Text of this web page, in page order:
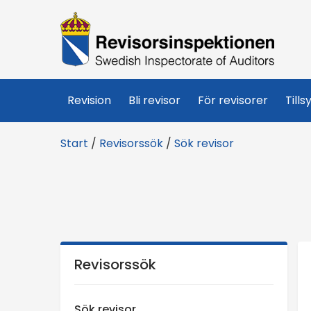
R
e
v
i
r
Revision Bli revisor För revisorer
Start / Revisorssök / Sök revisor
Revisorssök